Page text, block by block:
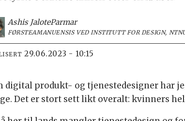
Ashis JaloteParmar
FØRSTEAMANUENSIS VED INSTITUTT FOR DESIGN,
29.06.2023 - 10:15
digital produkt- og tjenestedesigner har
Det er stort sett likt overalt: kvinners